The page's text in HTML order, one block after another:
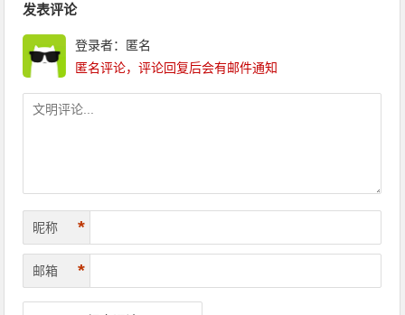
发表评论
登录者：匿名
匿名评论，评论回复后会有邮件通知
昵称 *
邮箱 *